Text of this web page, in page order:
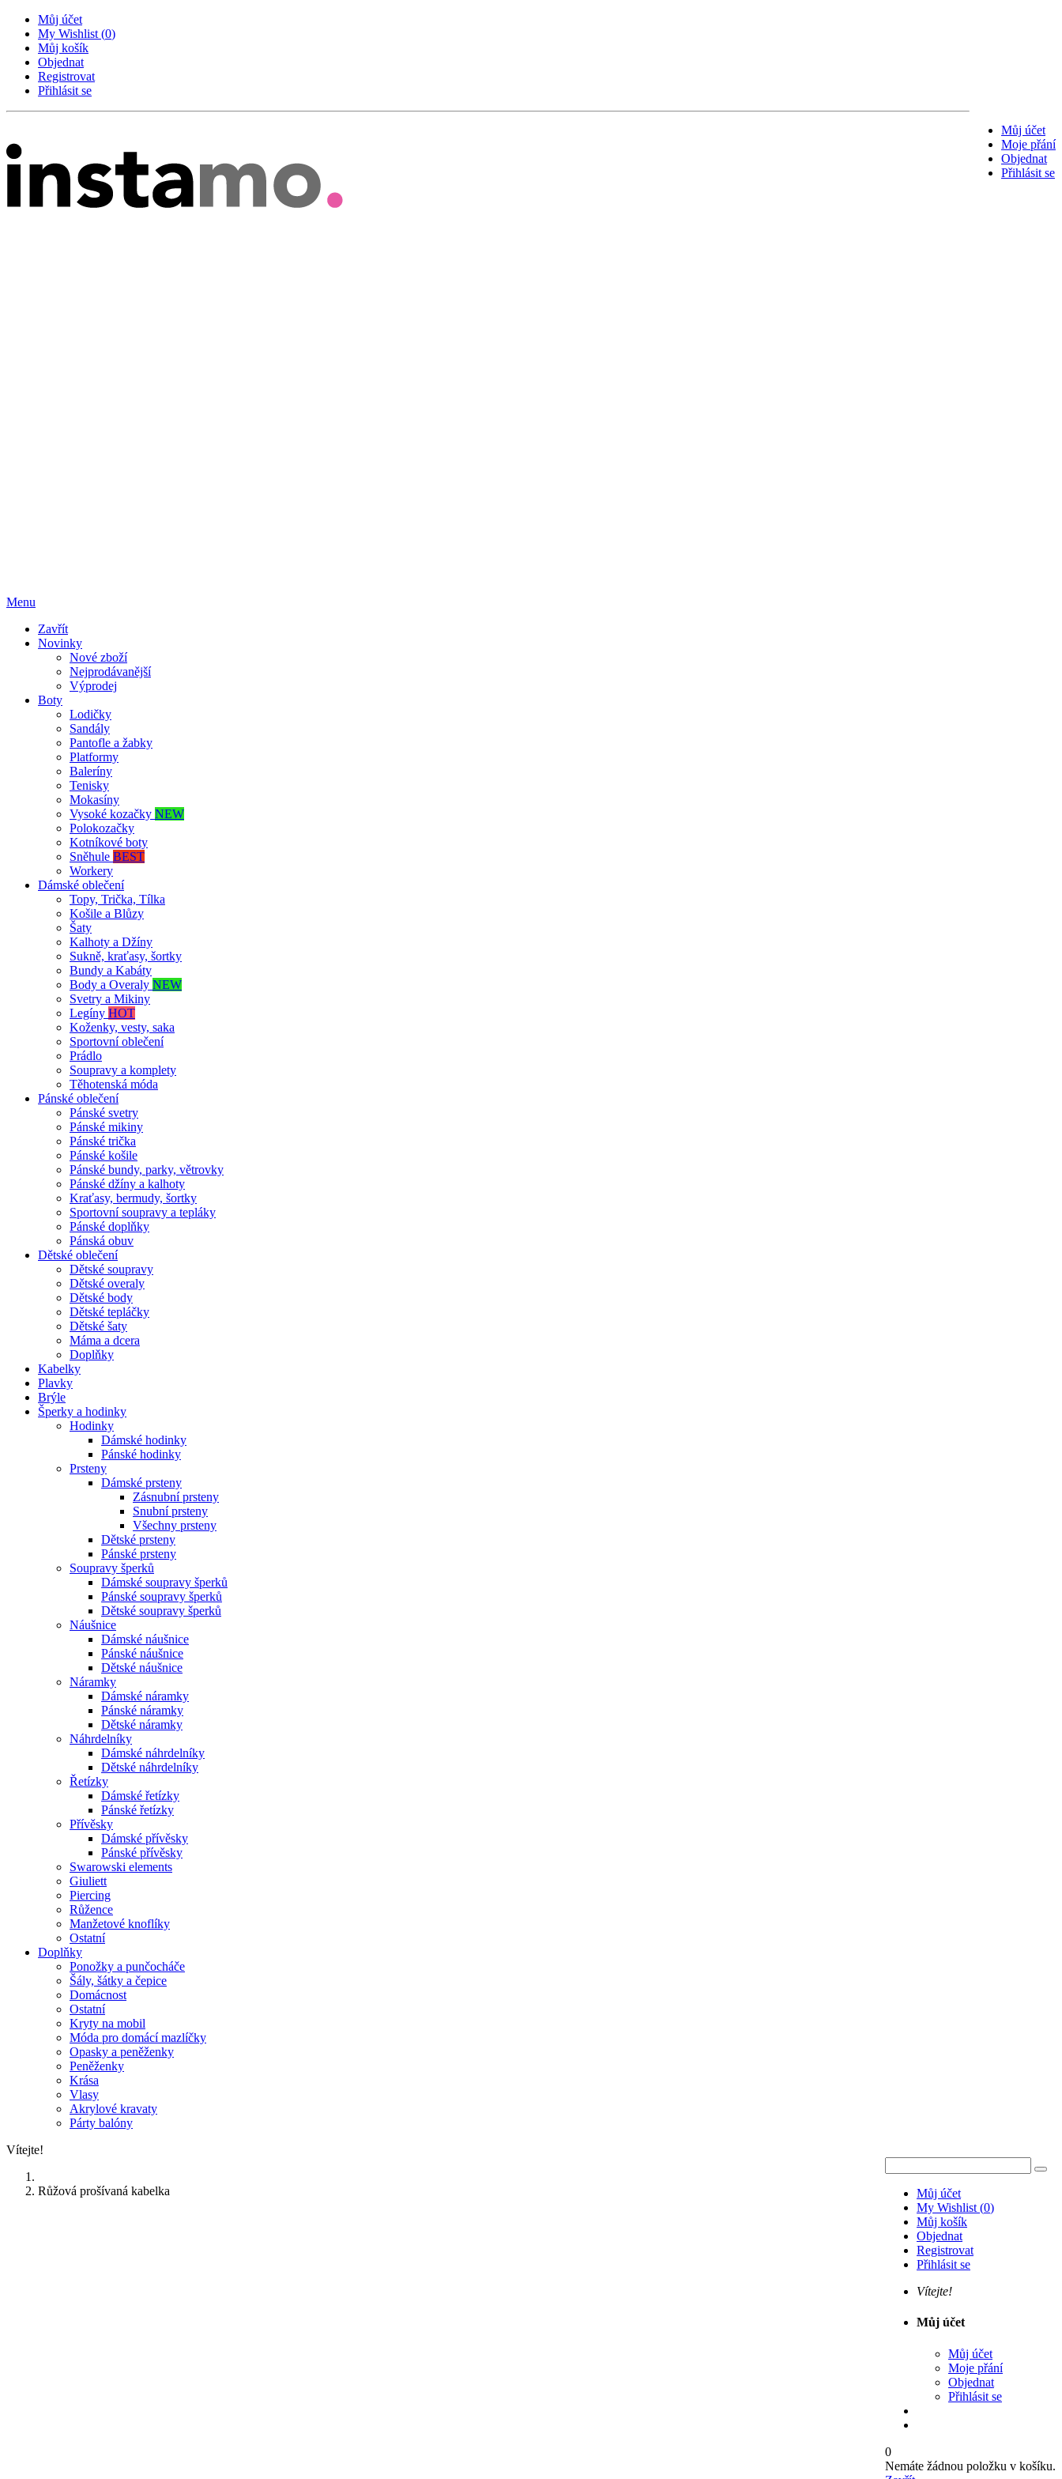
Můj účet
My Wishlist (0)
Můj košík
Objednat
Registrovat
Přihlásit se
Můj účet
Moje přání
Objednat
Přihlásit se
Menu
Zavřít
Novinky
Nové zboží
Nejprodávanější
Výprodej
Boty
Lodičky
Sandály
Pantofle a žabky
Platformy
Baleríny
Tenisky
Mokasíny
Vysoké kozačky NEW
Polokozačky
Kotníkové boty
Sněhule BEST
Workery
Dámské oblečení
Topy, Trička, Tílka
Košile a Blůzy
Šaty
Kalhoty a Džíny
Sukně, kraťasy, šortky
Bundy a Kabáty
Body a Overaly NEW
Svetry a Mikiny
Legíny HOT
Koženky, vesty, saka
Sportovní oblečení
Prádlo
Soupravy a komplety
Těhotenská móda
Pánské oblečení
Pánské svetry
Pánské mikiny
Pánské trička
Pánské košile
Pánské bundy, parky, větrovky
Pánské džíny a kalhoty
Kraťasy, bermudy, šortky
Sportovní soupravy a tepláky
Pánské doplňky
Pánská obuv
Dětské oblečení
Dětské soupravy
Dětské overaly
Dětské body
Dětské tepláčky
Dětské šaty
Máma a dcera
Doplňky
Kabelky
Plavky
Brýle
Šperky a hodinky
Hodinky
Dámské hodinky
Pánské hodinky
Prsteny
Dámské prsteny
Zásnubní prsteny
Snubní prsteny
Všechny prsteny
Dětské prsteny
Pánské prsteny
Soupravy šperků
Dámské soupravy šperků
Pánské soupravy šperků
Dětské soupravy šperků
Náušnice
Dámské náušnice
Pánské náušnice
Dětské náušnice
Náramky
Dámské náramky
Pánské náramky
Dětské náramky
Náhrdelníky
Dámské náhrdelníky
Dětské náhrdelníky
Řetízky
Dámské řetízky
Pánské řetízky
Přívěsky
Dámské přívěsky
Pánské přívěsky
Swarowski elements
Giuliett
Piercing
Růžence
Manžetové knoflíky
Ostatní
Doplňky
Ponožky a punčocháče
Šály, šátky a čepice
Domácnost
Ostatní
Kryty na mobil
Móda pro domácí mazlíčky
Opasky a peněženky
Peněženky
Krása
Vlasy
Akrylové kravaty
Párty balóny
Vítejte!
Můj účet
My Wishlist (0)
Můj košík
Objednat
Registrovat
Přihlásit se
Vítejte!
Můj účet
Můj účet
Moje přání
Objednat
Přihlásit se
0
Nemáte žádnou položku v košíku.
Růžová prošívaná kabelka